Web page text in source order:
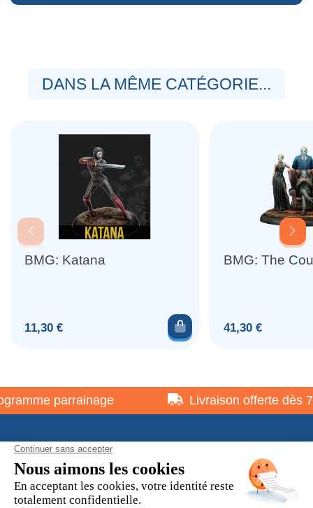
DANS LA MÊME CATÉGORIE...
BMG: Katana
Prix
11,30 € Ajouter au panier
BMG: The
Prix
41,30 €
parrainage Livraison offerte dès
À propos